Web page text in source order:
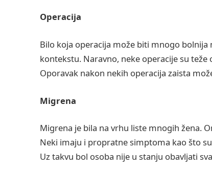
Operacija
Bilo koja operacija može biti mnogo
kontekstu. Naravno, neke operacije su
Oporavak nakon nekih operacija zaista
Migrena
Migrena je bila na vrhu liste mnogih žena.
Neki imaju i propratne simptoma kao što
Uz takvu bol osoba nije u stanju obavljati